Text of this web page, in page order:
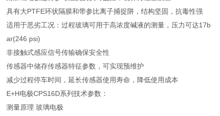
具有大PTFE环状隔膜和带参比离子捕捉阱，结构坚固，抗毒性强
适用于恶劣工况：过程玻璃可用于高浓度碱液的测量，压力可达17b
ar(246 psi)
非接触式感应信号传输确保安全性
传感器中储存传感器特征参数，可实现预维护
减少过程停车时间，延长传感器使用寿命，降低使用成本
E+H电极CPS16D系列技术参数：
测量原理 玻璃电极